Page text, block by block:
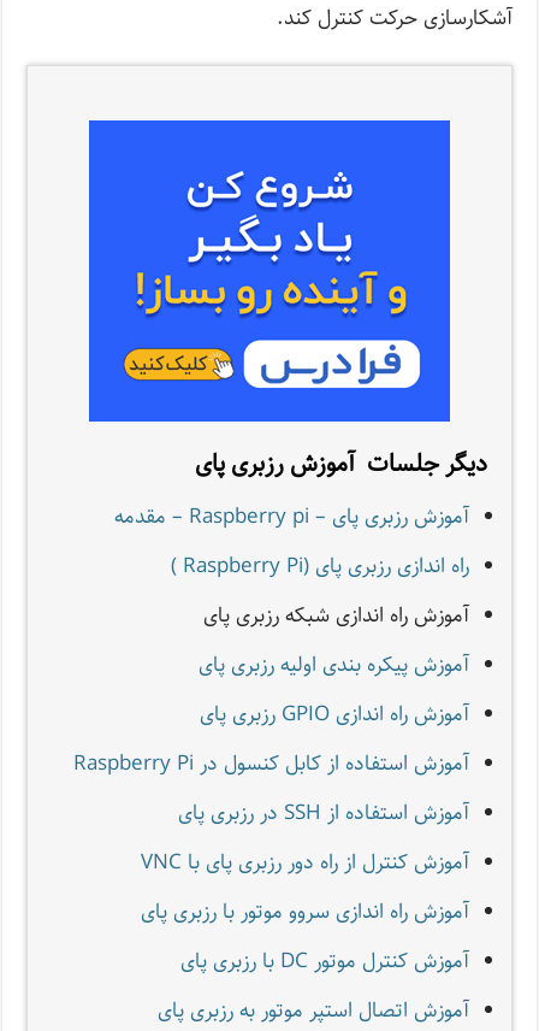
آشکارسازی حرکت کنترل کند.
دیگر جلسات آموزش رزبری پای
آموزش رزبری پای – Raspberry pi – مقدمه
راه اندازی رزبری پای (Raspberry Pi )
آموزش راه اندازی شبکه رزبری پای
آموزش پیکره بندی اولیه رزبری پای
آموزش راه اندازی GPIO رزبری پای
آموزش استفاده از کابل کنسول در Raspberry Pi
آموزش استفاده از SSH در رزبری پای
آموزش کنترل از راه دور رزبری پای با VNC
آموزش راه اندازی سروو موتور با رزبری پای
آموزش کنترل موتور DC با رزبری پای
آموزش اتصال استپر موتور به رزبری پای